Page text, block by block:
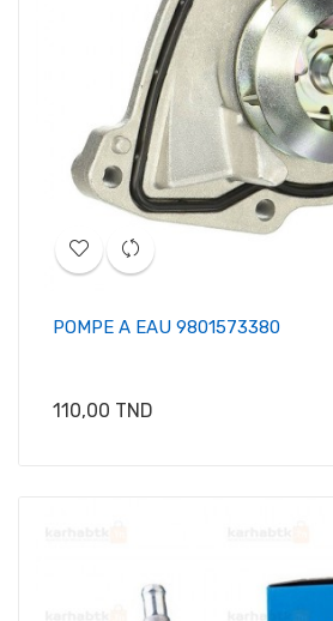
POMPE A EAU 9801573380
Prix
110,00 TND